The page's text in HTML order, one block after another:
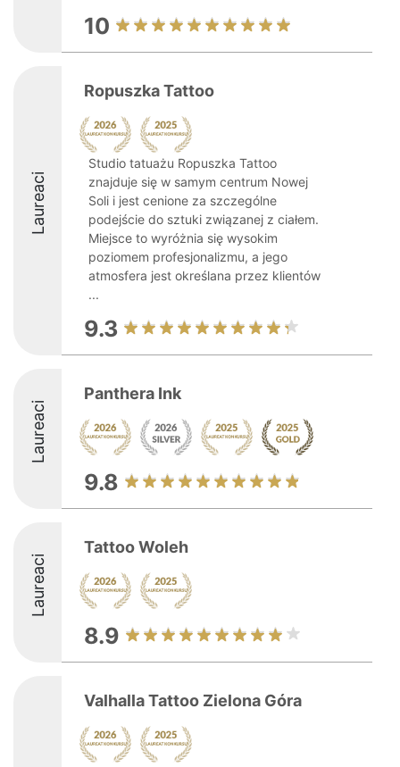
10
Laureaci
Ropuszka Tattoo
Studio tatuażu Ropuszka Tattoo
znajduje się w samym centrum Nowej
Soli i jest cenione za szczególne
podejście do sztuki związanej z ciałem.
Miejsce to wyróżnia się wysokim
poziomem profesjonalizmu, a jego
atmosfera jest określana przez klientów
...
9.3
Laureaci
Panthera Ink
9.8
Laureaci
Tattoo Woleh
8.9
Valhalla Tattoo Zielona Góra